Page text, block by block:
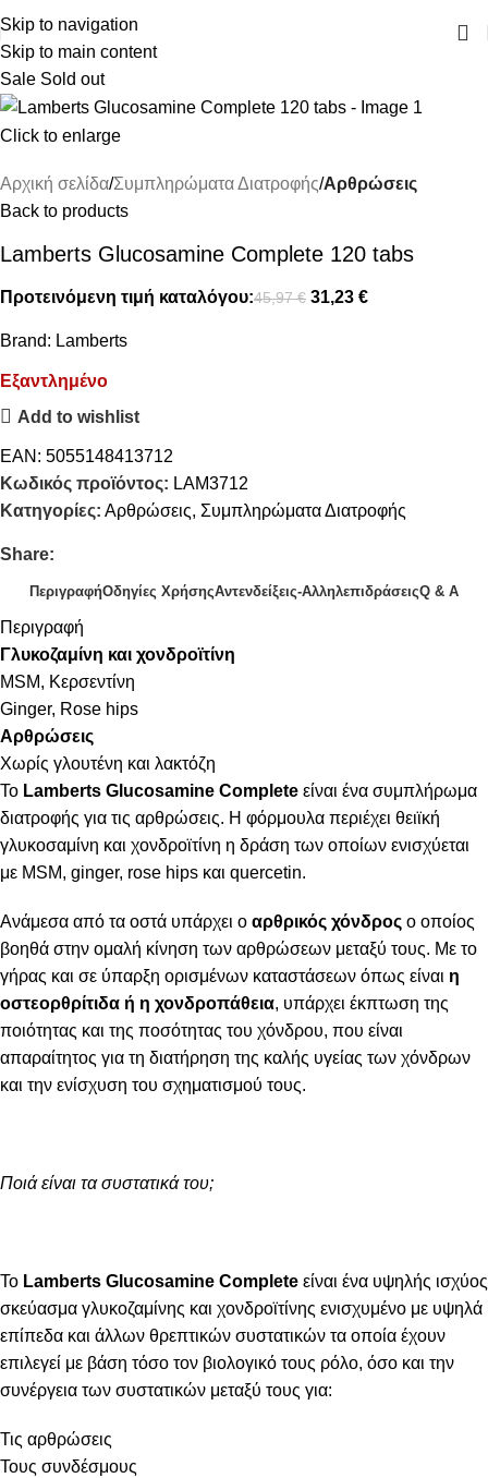
Skip to navigation
Skip to main content
ΔΩΡΕΑΝ ΜΕΤΑΦΟΡΙΚΑ ΑΝΩ ΤΩΝ 45€
Sale Sold out
Click to enlarge
Αρχική σελίδα Συμπληρώματα Διατροφής Αρθρώσεις
Back to products
Lamberts Glucosamine Complete 120 tabs
Προτεινόμενη τιμή καταλόγου:45,97€ 31,23 €
Brand: Lamberts
Εξαντλημένο
Add to wishlist
EAN: 5055148413712
Κωδικός προϊόντος: LAM3712
Κατηγορίες: Αρθρώσεις, Συμπληρώματα Διατροφής
Share:
ΠεριγραφήΟδηγίες ΧρήσηςΑντενδείξεις-ΑλληλεπιδράσειςQ & A
Περιγραφή
Γλυκοζαμίνη και χονδροϊτίνη
MSM, Κερσεντίνη
Ginger, Rose hips
Αρθρώσεις
Χωρίς γλουτένη και λακτόζη
Το Lamberts Glucosamine Complete είναι ένα συμπλήρωμα
διατροφής για τις αρθρώσεις. Η φόρμουλα περιέχει θειϊκή
γλυκοσαμίνη και χονδροϊτίνη η δράση των οποίων ενισχύεται
με MSM, ginger, rose hips και quercetin.
Ανάμεσα από τα οστά υπάρχει ο αρθρικός χόνδρος ο οποίος
βοηθά στην ομαλή κίνηση των αρθρώσεων μεταξύ τους. Με το
γήρας και σε ύπαρξη ορισμένων καταστάσεων όπως είναι η
οστεορθρίτιδα ή η χονδροπάθεια, υπάρχει έκπτωση της
ποιότητας και της ποσότητας του χόνδρου, που είναι
απαραίτητος για τη διατήρηση της καλής υγείας των χόνδρων
και την ενίσχυση του σχηματισμού τους.
Ποιά είναι τα συστατικά του;
Το Lamberts Glucosamine Complete είναι ένα υψηλής ισχύος
σκεύασμα γλυκοζαμίνης και χονδροϊτίνης ενισχυμένο με υψηλά
επίπεδα και άλλων θρεπτικών συστατικών τα οποία έχουν
επιλεγεί με βάση τόσο τον βιολογικό τους ρόλο, όσο και την
συνέργεια των συστατικών μεταξύ τους για:
Τις αρθρώσεις
Τους συνδέσμους